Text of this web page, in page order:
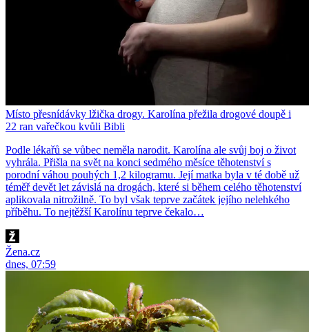
Místo přesnídávky lžička drogy. Karolína přežila drogové doupě i
22 ran vařečkou kvůli Bibli
Podle lékařů se vůbec neměla narodit. Karolína ale svůj boj o život
vyhrála. Přišla na svět na konci sedmého měsíce těhotenství s
porodní váhou pouhých 1,2 kilogramu. Její matka byla v té době už
téměř devět let závislá na drogách, které si během celého těhotenství
aplikovala nitrožilně. To byl však teprve začátek jejího nelehkého
příběhu. To nejtěžší Karolínu teprve čekalo…
Žena.cz
dnes, 07:59